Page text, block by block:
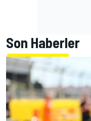
Son Haberler